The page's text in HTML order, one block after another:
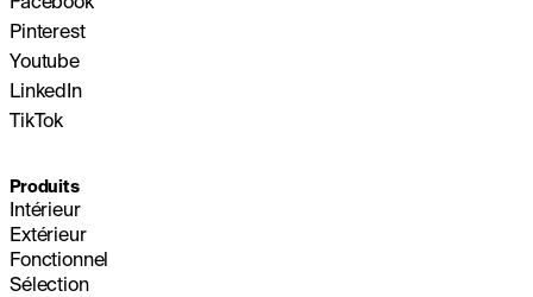
Pinterest
Youtube
LinkedIn
TikTok
Produits
Intérieur
Extérieur
Fonctionnel
Sélection